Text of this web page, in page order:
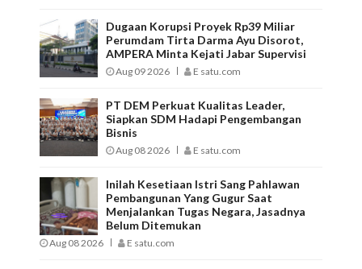
Dugaan Korupsi Proyek Rp39 Miliar
Perumdam Tirta Darma Ayu Disorot,
AMPERA Minta Kejati Jabar Supervisi
Aug 09 2026 E satu.com
PT DEM Perkuat Kualitas Leader,
Siapkan SDM Hadapi Pengembangan
Bisnis
Aug 08 2026 E satu.com
Inilah Kesetiaan Istri Sang Pahlawan
Pembangunan Yang Gugur Saat
Menjalankan Tugas Negara, Jasadnya
Belum Ditemukan
Aug 08 2026 E satu.com